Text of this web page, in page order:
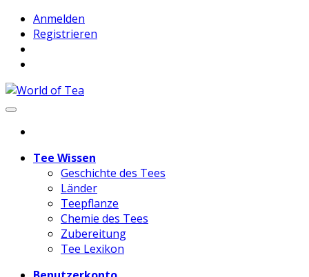
Anmelden
Registrieren
Tee Wissen
Geschichte des Tees
Länder
Teepflanze
Chemie des Tees
Zubereitung
Tee Lexikon